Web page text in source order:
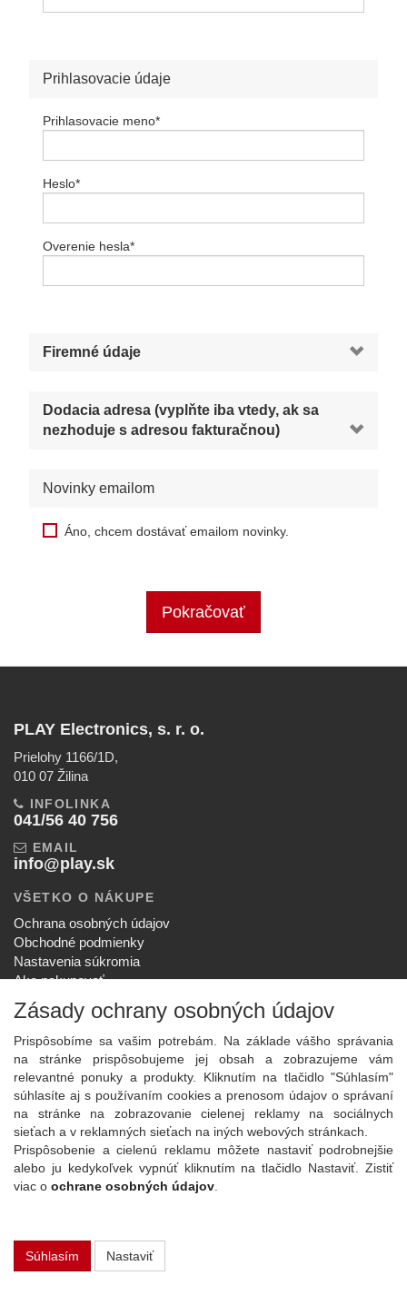
Prihlasovacie údaje
Prihlasovacie meno*
Heslo*
Overenie hesla*
Firemné údaje
Dodacia adresa (vyplňte iba vtedy, ak sa
nezhoduje s adresou fakturačnou)
Novinky emailom
Áno, chcem dostávať emailom novinky.
Pokračovať
PLAY Electronics, s. r. o.
Prielohy 1166/1D,
010 07 Žilina
INFOLINKA
041/56 40 756
EMAIL
info@play.sk
VŠETKO O NÁKUPE
Ochrana osobných údajov
Obchodné podmienky
Nastavenia súkromia
Ako nakupovať
Reklamačný poriadok
SPOLOČNOSŤ
O nás
Kontakt
Služby
Aktuality
NOVINKY NA EMAIL
Prihlásiť
Viac informácií o tejto službe
Copyright
Zásady ochrany osobných údajov
Prispôsobíme sa vašim potrebám. Na základe vášho správania
na stránke prispôsobujeme jej obsah a zobrazujeme vám
relevantné ponuky a produkty. Kliknutím na tlačidlo "Súhlasím"
súhlasíte aj s používaním cookies a prenosom údajov o správaní
na stránke na zobrazovanie cielenej reklamy na sociálnych
sieťach a v reklamných sieťach na iných webových stránkach.
Prispôsobenie a cielenú reklamu môžete nastaviť podrobnejšie
alebo ju kedykoľvek vypnúť kliknutím na tlačidlo Nastaviť. Zistiť
viac o ochrane osobných údajov
Súhlasím Nastaviť